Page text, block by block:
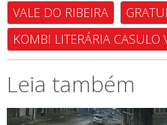
VALE DO RIBEIRA
KOMBI LITERÁRIA CASULO
Leia também